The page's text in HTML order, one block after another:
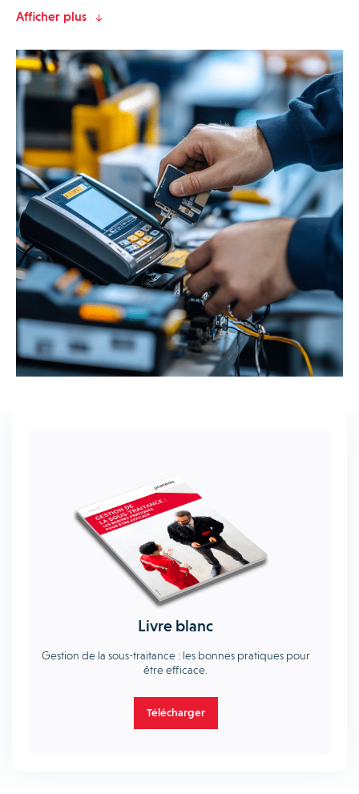
Afficher plus
Livre blanc
Gestion de la sous-traitance : les bonnes pratiques pour
être efficace.
Télécharger